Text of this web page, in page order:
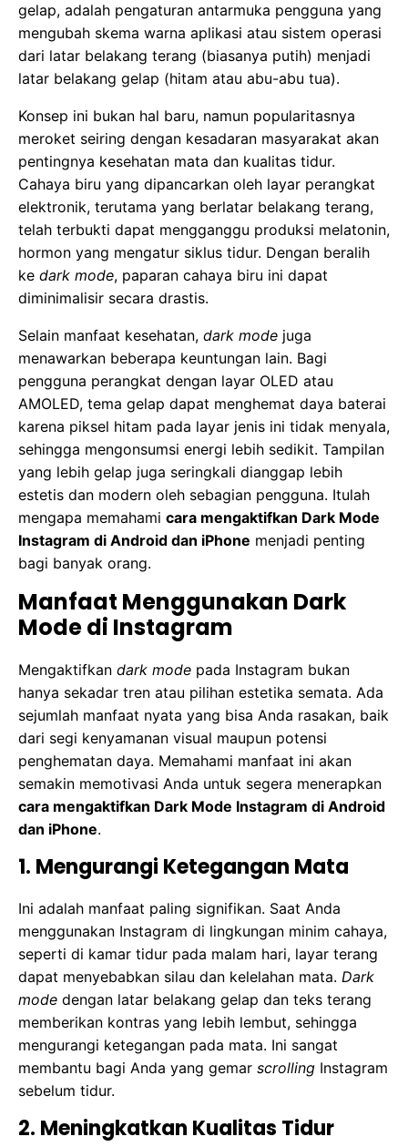
gelap, adalah pengaturan antarmuka pengguna yang
mengubah skema warna aplikasi atau sistem operasi
dari latar belakang terang (biasanya putih) menjadi
latar belakang gelap (hitam atau abu-abu tua).
Konsep ini bukan hal baru, namun popularitasnya
meroket seiring dengan kesadaran masyarakat akan
pentingnya kesehatan mata dan kualitas tidur.
Cahaya biru yang dipancarkan oleh layar perangkat
elektronik, terutama yang berlatar belakang terang,
telah terbukti dapat mengganggu produksi melatonin,
hormon yang mengatur siklus tidur. Dengan beralih
ke dark mode, paparan cahaya biru ini dapat
diminimalisir secara drastis.
Selain manfaat kesehatan, dark mode juga
menawarkan beberapa keuntungan lain. Bagi
pengguna perangkat dengan layar OLED atau
AMOLED, tema gelap dapat menghemat daya baterai
karena piksel hitam pada layar jenis ini tidak menyala,
sehingga mengonsumsi energi lebih sedikit. Tampilan
yang lebih gelap juga seringkali dianggap lebih
estetis dan modern oleh sebagian pengguna. Itulah
mengapa memahami cara mengaktifkan Dark Mode
Instagram di Android dan iPhone menjadi penting
bagi banyak orang.
Manfaat Menggunakan Dark
Mode di Instagram
Mengaktifkan dark mode pada Instagram bukan
hanya sekadar tren atau pilihan estetika semata. Ada
sejumlah manfaat nyata yang bisa Anda rasakan, baik
dari segi kenyamanan visual maupun potensi
penghematan daya. Memahami manfaat ini akan
semakin memotivasi Anda untuk segera menerapkan
cara mengaktifkan Dark Mode Instagram di Android
dan iPhone.
1. Mengurangi Ketegangan Mata
Ini adalah manfaat paling signifikan. Saat Anda
menggunakan Instagram di lingkungan minim cahaya,
seperti di kamar tidur pada malam hari, layar terang
dapat menyebabkan silau dan kelelahan mata. Dark
mode dengan latar belakang gelap dan teks terang
memberikan kontras yang lebih lembut, sehingga
mengurangi ketegangan pada mata. Ini sangat
membantu bagi Anda yang gemar scrolling Instagram
sebelum tidur.
2. Meningkatkan Kualitas Tidur